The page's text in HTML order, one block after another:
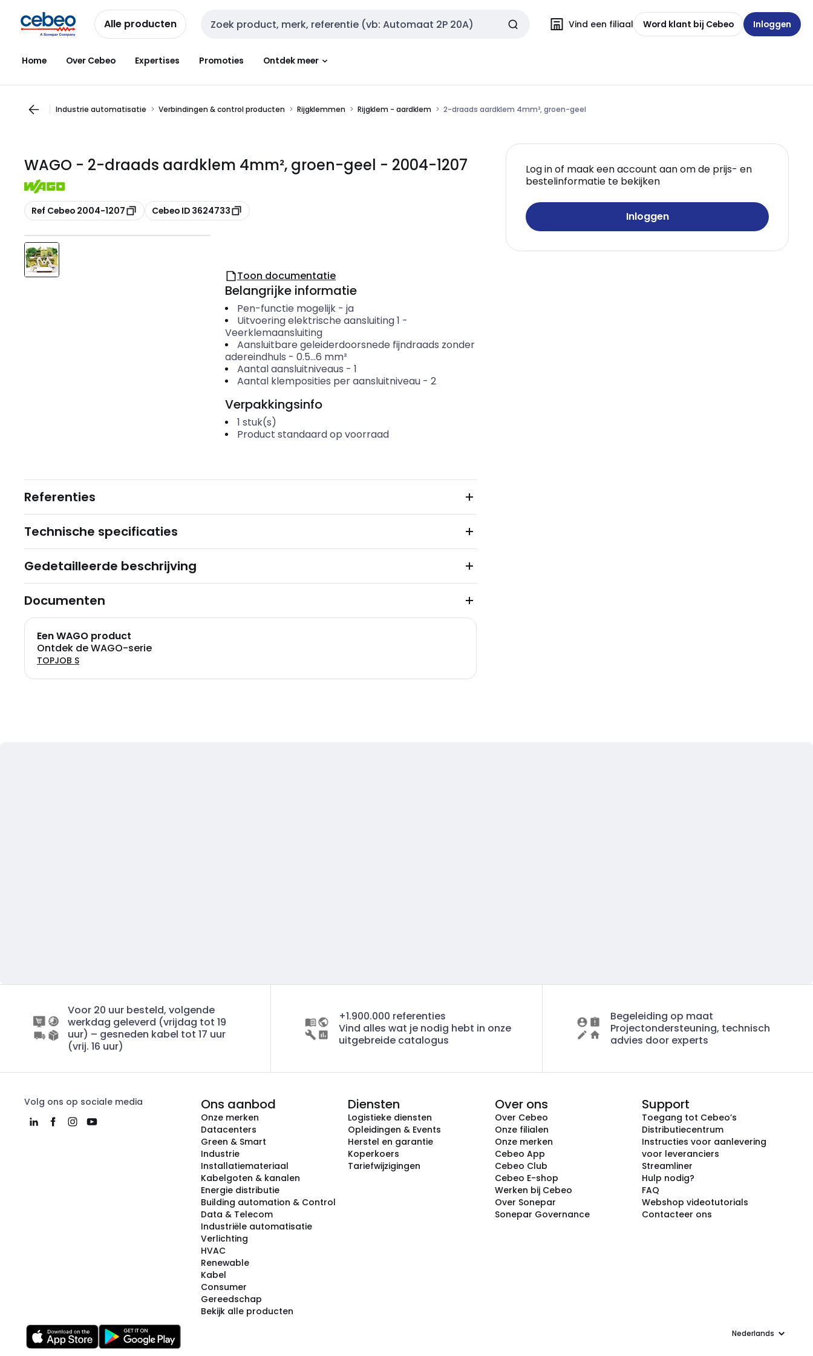
naar
navigatie
naar
inhoud
Alle producten Zoekveld invoer Vind een filiaal Word klant bij Cebeo Inloggen
Home Over Cebeo Expertises Promoties Ontdek meer
Industrie automatisatie Verbindingen & control producten Rijgklemmen Rijgklem - aardklem 2-draads aardklem 4mm², groen-geel
WAGO - 2-draads aardklem 4mm², groen-geel - 2004-1207
Kopiëren
Ref Cebeo 2004-1207 Kopiëren
Cebeo ID 3624733
Log in of maak een account aan om de prijs- en
bestelinformatie te bekijken
Inloggen
Toon documentatie
Belangrijke informatie
Pen-functie mogelijk- ja
Uitvoering elektrische aansluiting 1 -
Veerklemaansluiting
Aansluitbare geleiderdoorsnede fijndraads zonder
adereindhuls - 0.5...6 mm²
Aantal aansluitniveaus - 1
Aantal klemposities per aansluitniveau- 2
Verpakkingsinfo
1 stuk(s)
Product standaard op voorraad
Referenties
Technische specificaties
Gedetailleerde beschrijving
Documenten
Een WAGO product
Ontdek de WAGO-serie
TOPJOB S
Voor 20 uur besteld, volgende
werkdag geleverd (vrijdag tot 19
uur) – gesneden kabel tot 17 uur
(vrij. 16 uur)
+1.900.000 referenties
Vind alles wat je nodig hebt in onze
uitgebreide catalogus
Begeleiding op maat
Projectondersteuning, technisch
advies door experts
Volg ons op sociale media Ons aanbod
Onze merken
Datacenters
Green & Smart
Industrie
Installatiemateriaal
Kabelgoten & kanalen
Energie distributie
Building automation & Control
Data & Telecom
Industriële automatisatie
Verlichting
HVAC
Renewable
Kabel
Consumer
Gereedschap
Bekijk alle producten
Diensten
Logistieke diensten
Opleidingen & Events
Herstel en garantie
Koperkoers
Tariefwijzigingen
Over ons
Over Cebeo
Onze filialen
Onze merken
Cebeo App
Cebeo Club
Cebeo E-shop
Werken bij Cebeo
Over Sonepar
Sonepar Governance
Support
Toegang tot Cebeo’s
Distributiecentrum
Instructies voor aanlevering
voor leveranciers
Streamliner
Hulp nodig?
FAQ
Webshop videotutorials
Contacteer ons
Taal